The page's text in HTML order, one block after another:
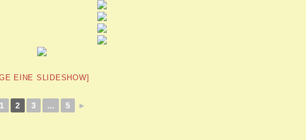
EINE SLIDESHOW]
1 2 3 ... 5 ►